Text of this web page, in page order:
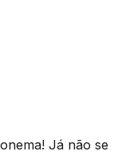
Já não se